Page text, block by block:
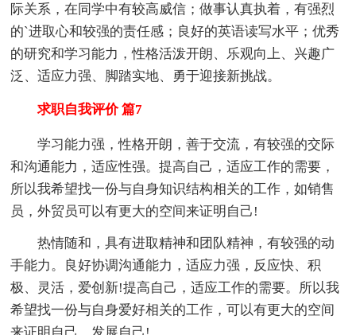
际关系，在同学中有较高威信；做事认真执着，有强烈
的`进取心和较强的责任感；良好的英语读写水平；优秀
的研究和学习能力，性格活泼开朗、乐观向上、兴趣广
泛、适应力强、脚踏实地、勇于迎接新挑战。
求职自我评价 篇7
学习能力强，性格开朗，善于交流，有较强的交际
和沟通能力，适应性强。提高自己，适应工作的需要，
所以我希望找一份与自身知识结构相关的工作，如销售
员，外贸员可以有更大的空间来证明自己!
热情随和，具有进取精神和团队精神，有较强的动
手能力。良好协调沟通能力，适应力强，反应快、积
极、灵活，爱创新!提高自己，适应工作的需要。所以我
希望找一份与自身爱好相关的工作，可以有更大的空间